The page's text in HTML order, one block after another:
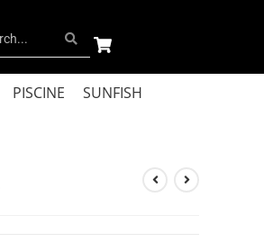
PISCINE SUNFISH